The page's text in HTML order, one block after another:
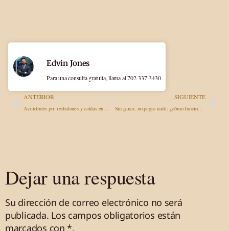
ANTERIOR
Accidentes por resbalones y caídas en Nevada: cómo demostrar la responsabilidad y obtener una indemnización
SIGUIENTE
Sin ganar, no pagas nada: ¿cómo funciona un abogado con honorarios condicionales y por qué te conviene?
Edvin Jones
Para una consulta gratuita, llama al 702-337-3430
Dejar una respuesta
Su dirección de correo electrónico no será
publicada. Los campos obligatorios están
marcados con *.